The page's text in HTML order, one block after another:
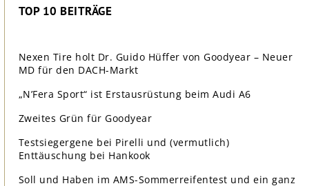
TOP 10 BEITRÄGE
Nexen Tire holt Dr. Guido Hüffer von Goodyear – Neuer
MD für den DACH-Markt
„N’Fera Sport“ ist Erstausrüstung beim Audi A6
Zweites Grün für Goodyear
Testsiegergene bei Pirelli und (vermutlich)
Enttäuschung bei Hankook
Soll und Haben im AMS-Sommerreifentest und ein ganz